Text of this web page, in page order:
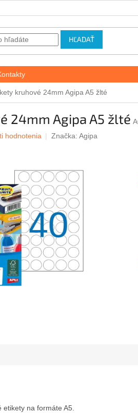
HĽADAŤ
kruhové 24mm Agipa A5 žlté
24mm Agipa A5 žlté
hodnotenia Značka: Agipa
na formáte A5.